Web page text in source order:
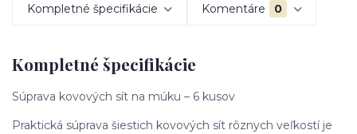
Kompletné špecifikácie Komentáre 0
Kompletné špecifikácie
Súprava kovových sít na múku – 6 kusov
Praktická súprava šiestich kovových sít rôznych veľkostí je